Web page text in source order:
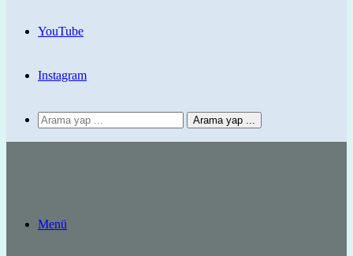
YouTube
Instagram
Arama yap ...
Menü